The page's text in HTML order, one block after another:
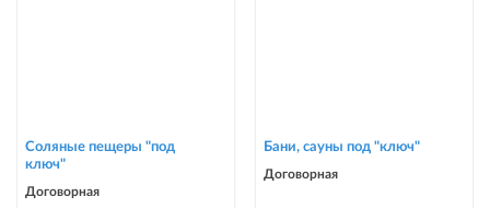
Соляные пещеры "под
ключ"
Договорная
Бани, сауны под "ключ"
Договорная